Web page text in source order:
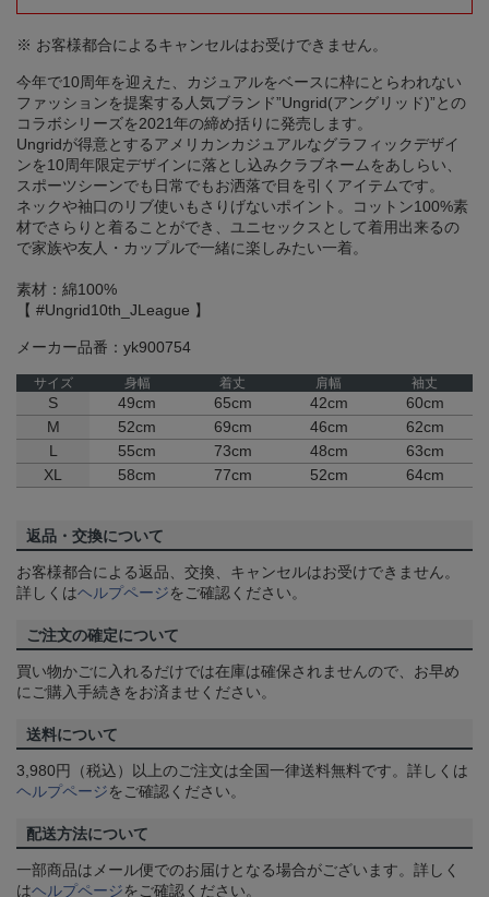
※ お客様都合によるキャンセルはお受けできません。
今年で10周年を迎えた、カジュアルをベースに枠にとらわれない
ファッションを提案する人気ブランド”Ungrid(アングリッド)”との
コラボシリーズを2021年の締め括りに発売します。
Ungridが得意とするアメリカンカジュアルなグラフィックデザイ
ンを10周年限定デザインに落とし込みクラブネームをあしらい、
スポーツシーンでも日常でもお洒落で目を引くアイテムです。
ネックや袖口のリブ使いもさりげないポイント。コットン100%素
材でさらりと着ることができ、ユニセックスとして着用出来るの
で家族や友人・カップルで一緒に楽しみたい一着。
素材：綿100%
【 #Ungrid10th_JLeague 】
メーカー品番：yk900754
サイズ 身幅 着丈 肩幅 袖丈
S 49cm 65cm 42cm
60cm
M
52cm 69cm 46cm
62cm
L
55cm 73cm 48cm
63cm
XL
58cm 77cm 52cm 64cm
返品・交換について
お客様都合による返品、交換、キャンセルはお受けできません。
詳しくはヘルプページをご確認ください。
ご注文の確定について
買い物かごに入れるだけでは在庫は確保されませんので、お早め
にご購入手続きをお済ませください。
送料について
3,980円（税込）以上のご注文は全国一律送料無料です。詳しくは
ヘルプページをご確認ください。
配送方法について
一部商品はメール便でのお届けとなる場合がございます。詳しく
はヘルプページをご確認ください。